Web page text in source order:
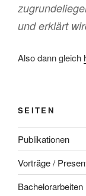
und erklärt
Also dann gleich
SEITEN
Publikationen
Vorträge /
Bachelorarbeiten